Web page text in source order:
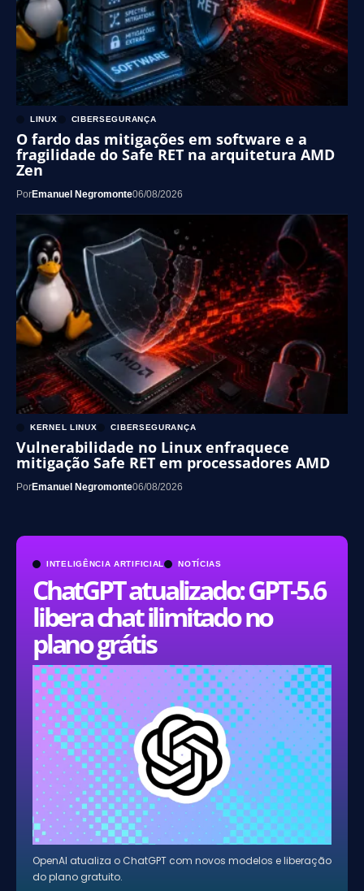
INTELIGÊNCIA ARTIFICIAL NOTÍCIAS
ChatGPT atualizado: GPT-5.6
libera chat ilimitado no
plano grátis
OpenAI atualiza o ChatGPT com novos modelos e liberação
do plano gratuito.
LINUX CIBERSEGURANÇA
O fardo das mitigações em software e a
fragilidade do Safe RET na arquitetura AMD
Zen
PorEmanuel Negromonte06/08/2026
KERNEL LINUX CIBERSEGURANÇA
Vulnerabilidade no Linux enfraquece
mitigação Safe RET em processadores AMD
PorEmanuel Negromonte06/08/2026